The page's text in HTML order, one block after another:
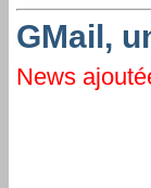
GMail,
News